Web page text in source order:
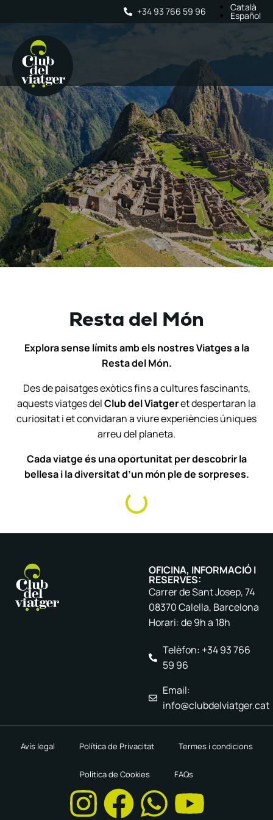
+34 93 766 59 96 Català
Español
Resta del Món
Explora sense límits amb els nostres Viatges a la
Resta del Món.
Des de paisatges exòtics fins a cultures fascinants,
aquests viatges delClub del Viatgeret despertaran la
curiositat i et convidaran a viure experiències úniques
arreu del planeta.
Cada viatge és una oportunitat per descobrir la
bellesa i la diversitat d’un món ple de sorpreses.
OFICINA, INFORMACIÓ I
RESERVES:
Carrer de Sant Josep, 74
08370 Calella, Barcelona
Horari: de 9h a 18h
Telèfon: +34 93 766
59 96
Email:
info@clubdelviatger.cat
Avís legal Política de Privacitat Termes i condicions
Política de Cookies FAQs